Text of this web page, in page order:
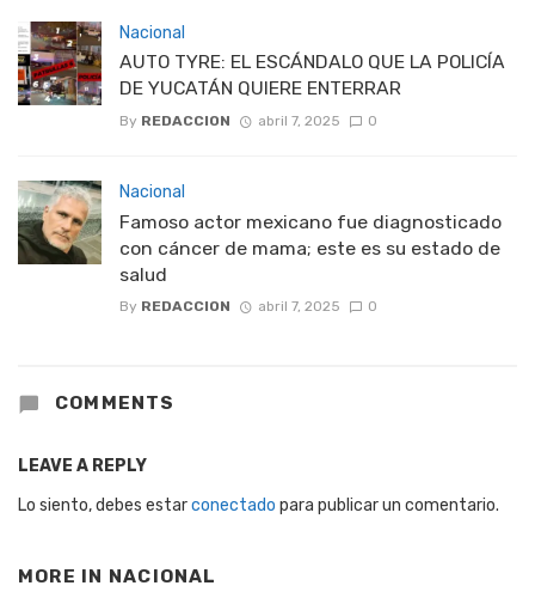
Nacional
AUTO TYRE: EL ESCÁNDALO QUE LA POLICÍA
DE YUCATÁN QUIERE ENTERRAR
By REDACCION abril 7, 2025 0
Nacional
Famoso actor mexicano fue diagnosticado
con cáncer de mama; este es su estado de
salud
By REDACCION abril 7, 2025 0
COMMENTS
LEAVE A REPLY
Lo siento, debes estarconectado para publicar un comentario.
MORE IN NACIONAL